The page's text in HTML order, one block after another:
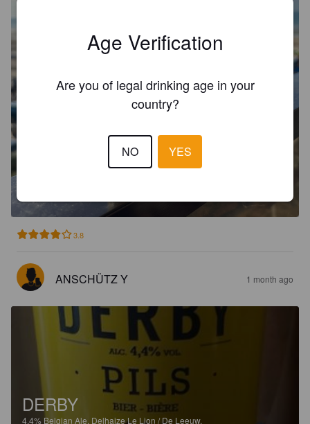
3.8
ANSCHÜTZ Y 1 month ago
DERBY
4.4% Belgian Ale. Delhaize Le Lion / De Leeuw.
Age Verification
Are you of legal drinking age in your
country?
NO YES